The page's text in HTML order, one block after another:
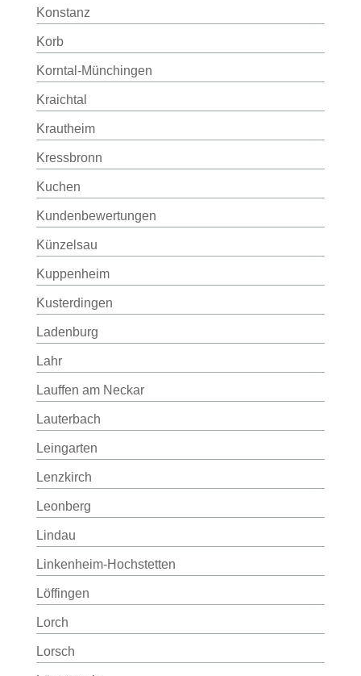
Konstanz
Korb
Korntal-Münchingen
Kraichtal
Krautheim
Kressbronn
Kuchen
Kundenbewertungen
Künzelsau
Kuppenheim
Kusterdingen
Ladenburg
Lahr
Lauffen am Neckar
Lauterbach
Leingarten
Lenzkirch
Leonberg
Lindau
Linkenheim-Hochstetten
Löffingen
Lorch
Lorsch